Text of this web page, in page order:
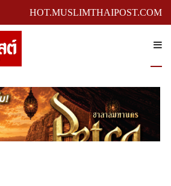
HOT.MUSLIMTHAIPOST.COM